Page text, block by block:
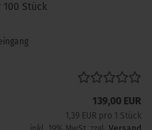
100 Stück
139,00 EUR
1,39 EUR pro 1 Stück